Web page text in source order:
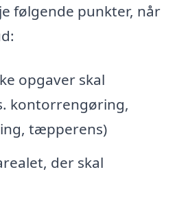
følgende punkter, når
opgaver skal
kontorrengøring,
tæpperens)
der skal